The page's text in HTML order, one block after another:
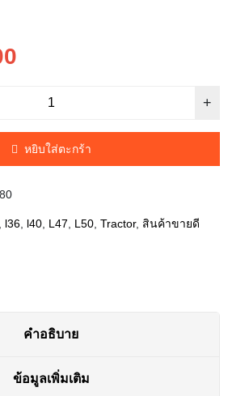
หยิบใส่ตะกร้า
l36 l40 L47 L50 Tractor, สินค้าขายดี
คำอธิบาย
ข้อมูลเพิ่มเติม